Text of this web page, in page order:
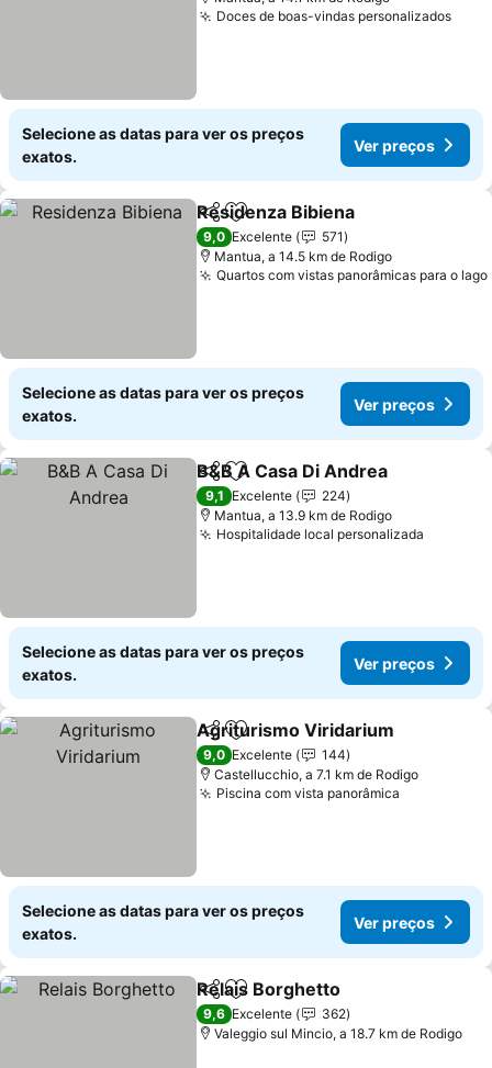
Doces de boas-vindas personalizados
Selecione as datas para ver os preços
exatos.
Ver preços
PartilharAdicionar aos favoritos
Residenza Bibiena
9,0 Excelente
571
Mantua, a 14.5 km de Rodigo
Quartos com vistas panorâmicas para o lago
Selecione as datas para ver os preços
exatos.
Ver preços
PartilharAdicionar aos favoritos
B&B A Casa Di Andrea
9,1 Excelente
224
Mantua, a 13.9 km de Rodigo
Hospitalidade local personalizada
Selecione as datas para ver os preços
exatos.
Ver preços
PartilharAdicionar aos favoritos
Agriturismo Viridarium
9,0 Excelente
144
Castellucchio, a 7.1 km de Rodigo
Piscina com vista panorâmica
Selecione as datas para ver os preços
exatos.
Ver preços
PartilharAdicionar aos favoritos
Relais Borghetto
9,6 Excelente
362
Valeggio sul Mincio, a 18.7 km de Rodigo